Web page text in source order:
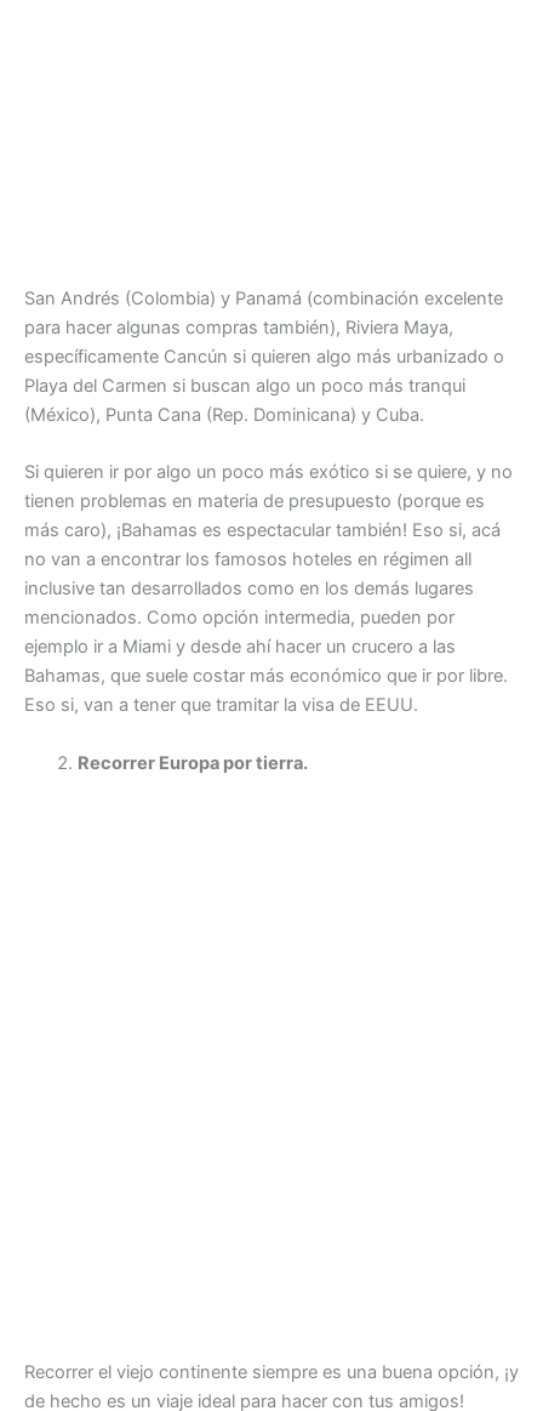
San Andrés (Colombia) y Panamá (combinación excelente
para hacer algunas compras también), Riviera Maya,
específicamente Cancún si quieren algo más urbanizado o
Playa del Carmen si buscan algo un poco más tranqui
(México), Punta Cana (Rep. Dominicana) y Cuba.
Si quieren ir por algo un poco más exótico si se quiere, y no
tienen problemas en materia de presupuesto (porque es
más caro), ¡Bahamas es espectacular también! Eso si, acá
no van a encontrar los famosos hoteles en régimen all
inclusive tan desarrollados como en los demás lugares
mencionados. Como opción intermedia, pueden por
ejemplo ir a Miami y desde ahí hacer un crucero a las
Bahamas, que suele costar más económico que ir por libre.
Eso si, van a tener que tramitar la visa de EEUU.
Recorrer Europa por tierra.
Recorrer el viejo continente siempre es una buena opción, ¡y
de hecho es un viaje ideal para hacer con tus amigos!